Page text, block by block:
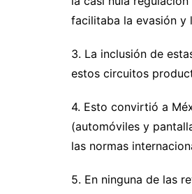
facilitaba la evasión y
3. La inclusión de
estos circuitos
4. Esto convirtió a
(automóviles y
las normas
5. En ninguna de las